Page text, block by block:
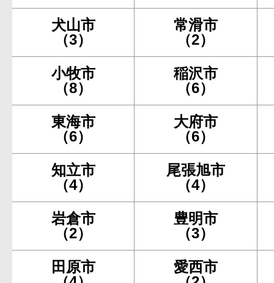
犬山市
（3）
常滑市
（2）
小牧市
（8）
稲沢市
（6）
東海市
（6）
大府市
（6）
知立市
（4）
尾張旭市
（4）
岩倉市
（2）
豊明市
（3）
田原市
愛西市